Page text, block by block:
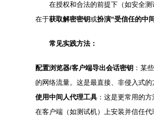
在授权和合法的前提下（如安全
在于获取解密密钥或扮演“受信任的中
常见实践方法：
配置浏览器/客户端导出会话密钥 ：某
的网络流量。这是最直接、非侵入式的
使用中间人代理工具 ：这是更常用的
在客户端（如测试机）上安装并信任代